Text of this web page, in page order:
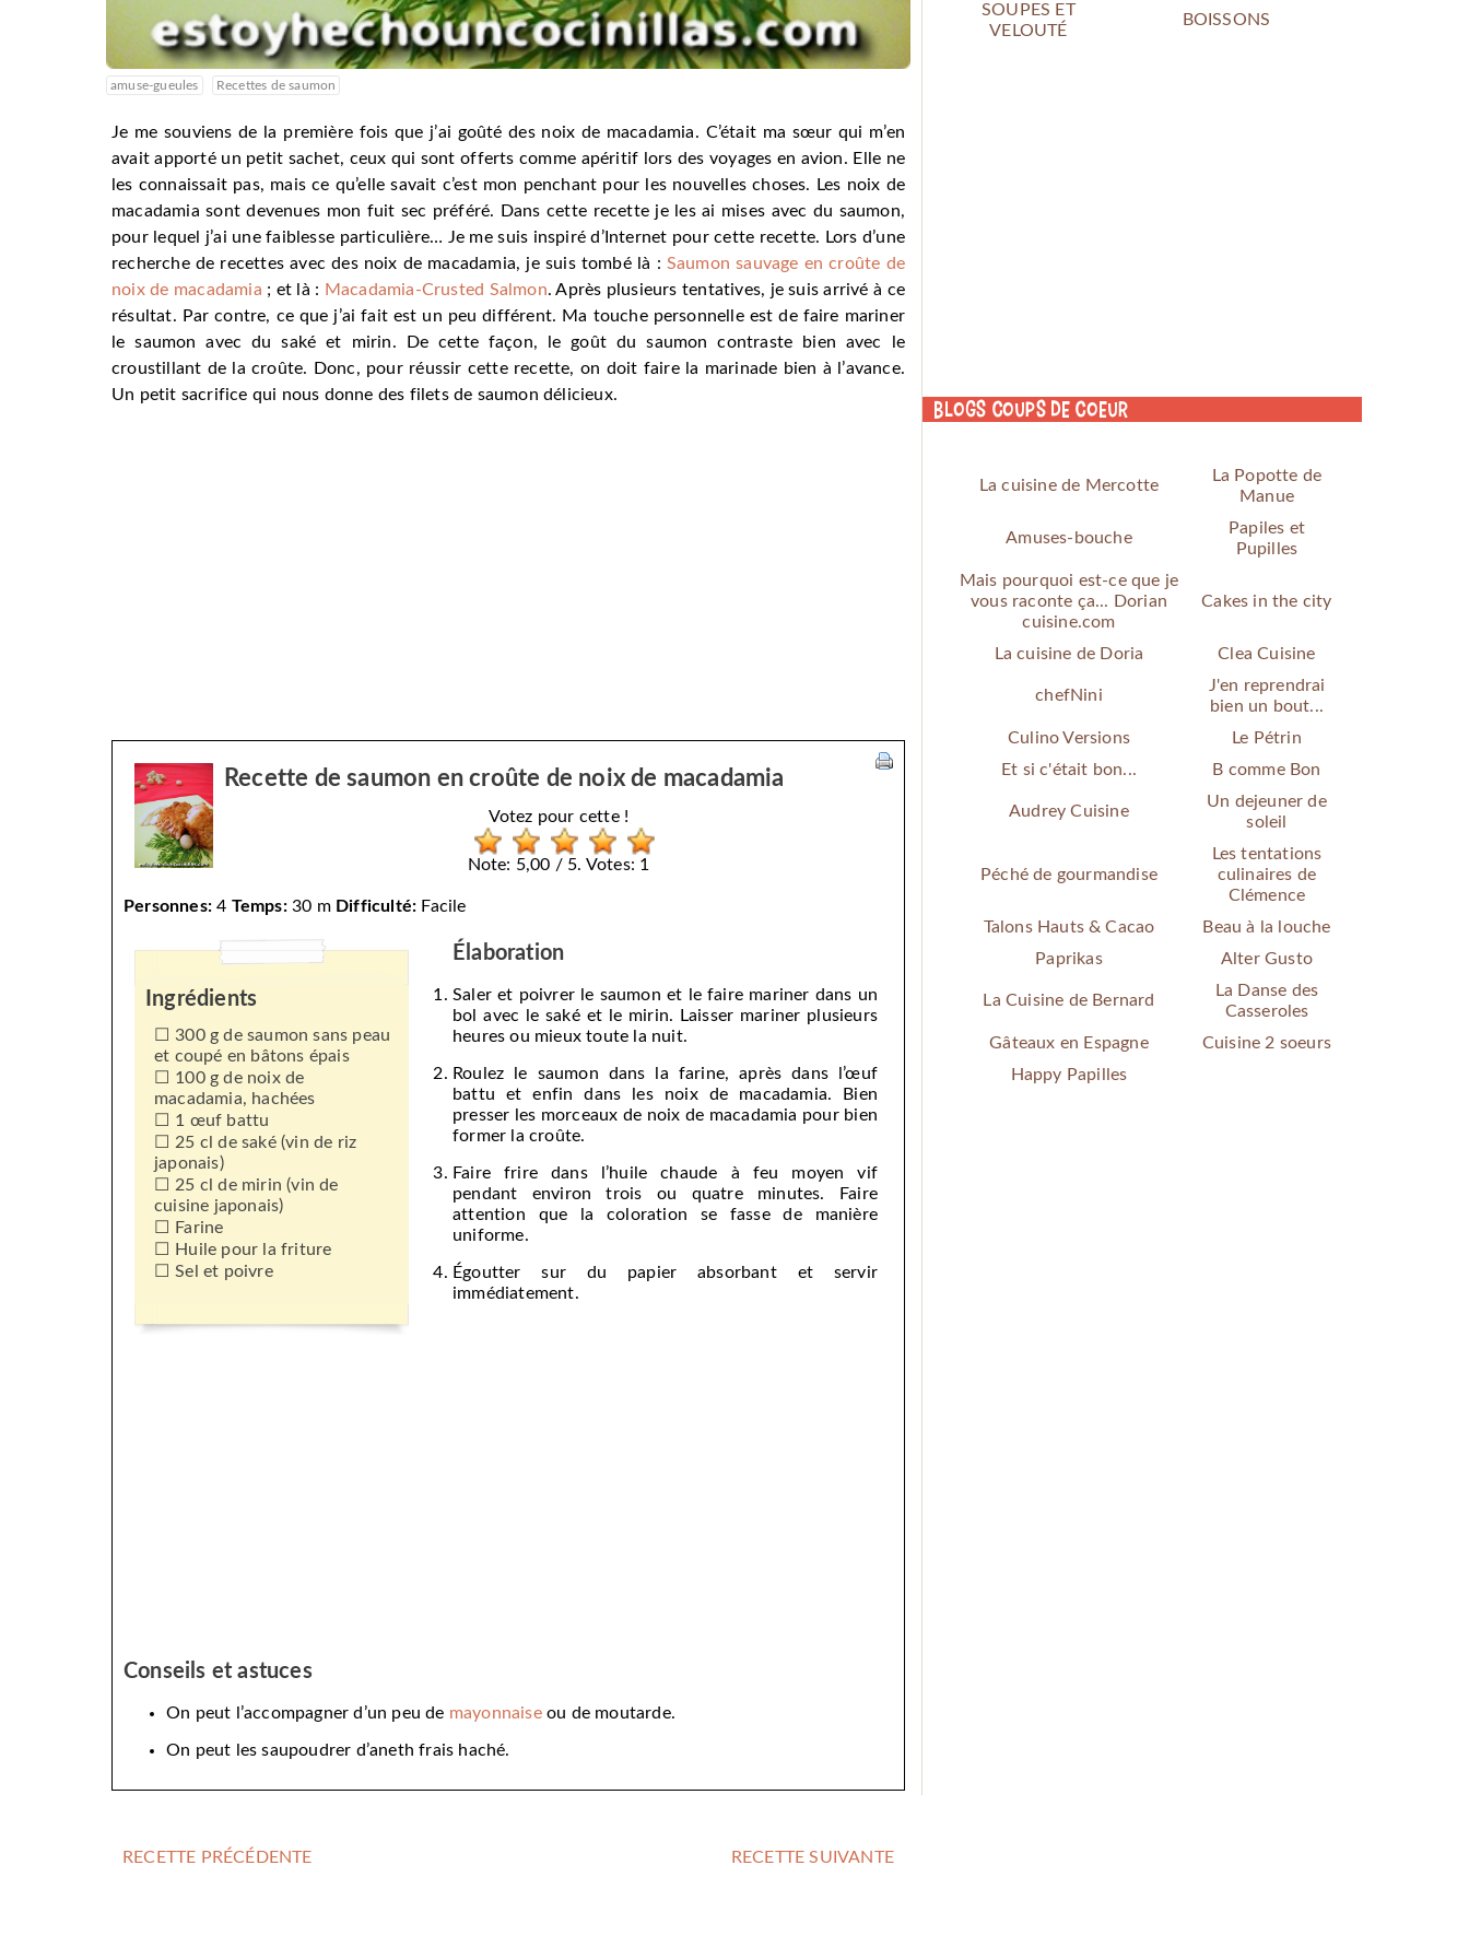
amuse-gueules Recettes de saumon
Je me souviens de la première fois que j’ai goûté des noix de macadamia. C’était ma sœur qui m’en
avait apporté un petit sachet, ceux qui sont offerts comme apéritif lors des voyages en avion. Elle ne
les connaissait pas, mais ce qu’elle savait c’est mon penchant pour les nouvelles choses. Les noix de
macadamia sont devenues mon fuit sec préféré. Dans cette recette je les ai mises avec du saumon,
pour lequel j’ai une faiblesse particulière… Je me suis inspiré d’Internet pour cette recette. Lors d’une
recherche de recettes avec des noix de macadamia, je suis tombé là : Saumon sauvage en croûte de
noix de macadamia ; et là : Macadamia-Crusted Salmon. Après plusieurs tentatives, je suis arrivé à ce
résultat. Par contre, ce que j’ai fait est un peu différent. Ma touche personnelle est de faire mariner
le saumon avec du saké et mirin. De cette façon, le goût du saumon contraste bien avec le
croustillant de la croûte. Donc, pour réussir cette recette, on doit faire la marinade bien à l’avance.
Un petit sacrifice qui nous donne des filets de saumon délicieux.
Recette de saumon en croûte de noix de macadamia
Votez pour cette !
Note: 5,00 / 5. Votes: 1
Personnes: 4 Temps: 30 m Difficulté: Facile
Ingrédients
300 g de saumon sans peau
et coupé en bâtons épais
100 g de noix de
macadamia, hachées
1 œuf battu
25 cl de saké (vin de riz
japonais)
25 cl de mirin (vin de
cuisine japonais)
Farine
Huile pour la friture
Sel et poivre
Élaboration
Saler et poivrer le saumon et le faire mariner dans un
bol avec le saké et le mirin. Laisser mariner plusieurs
heures ou mieux toute la nuit.
Roulez le saumon dans la farine, après dans l’œuf
battu et enfin dans les noix de macadamia. Bien
presser les morceaux de noix de macadamia pour bien
former la croûte.
Faire frire dans l’huile chaude à feu moyen vif
pendant environ trois ou quatre minutes. Faire
attention que la coloration se fasse de manière
uniforme.
Égoutter sur du papier absorbant et servir
immédiatement.
Conseils et astuces
On peut l’accompagner d’un peu de mayonnaiseou de moutarde.
On peut les saupoudrer d’aneth frais haché.
RECETTE PRÉCÉDENTE RECETTE SUIVANTE
SOUPES ET
VELOUTÉ
BOISSONS
Blogs coups de coeur
La cuisine de Mercotte
La Popotte de
Manue
Amuses-bouche
Papiles et
Pupilles
Mais pourquoi est-ce que je
vous raconte ça... Dorian
cuisine.com
Cakes in the city
La cuisine de Doria Clea Cuisine
chefNini
J'en reprendrai
bien un bout...
Culino Versions
Le Pétrin
Et si c'était bon...
B comme Bon
Audrey Cuisine
Un dejeuner de
soleil
Péché de gourmandise
Les tentations
culinaires de
Clémence
Talons Hauts & Cacao
Beau à la louche
Paprikas
Alter Gusto
La Cuisine de Bernard
La Danse des
Casseroles
Gâteaux en Espagne
Cuisine 2 soeurs
Happy Papilles